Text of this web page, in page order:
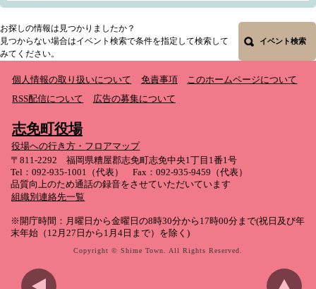
お探しの情報は見つかりましたか？
見つからない場合はイベント検索で条件を指定して検索して
みてください。
イベント検索
個人情報の取り扱いについて 免責事項
このホームページについて
RSS配信について
広告の募集について
志免町役場
役場への行き方・フロアマップ
〒811-2292 福岡県糟屋郡志免町志免中央1丁目1番1号
Tel：092-935-1001（代表） Fax：092-935-9459（代表）
品質向上のため通話の録音をさせていただいています
組織別連絡先一覧
※開庁時間：月曜日から金曜日の8時30分から17時00分まで(祝日及び年
末年始（12月27日から1月4日まで）を除く)
Copyright © Shime Town. All Rights Reserved.